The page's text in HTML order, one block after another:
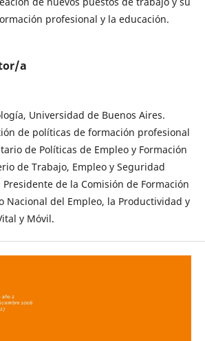
profesional y la educación.
a
Universidad de Buenos Aires.
de políticas de formación profesional
de Políticas de Empleo y Formación
de Trabajo, Empleo y Seguridad
de la Comisión de Formación
Nacional del Empleo, la Productividad y
y Móvil.